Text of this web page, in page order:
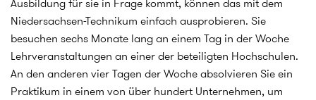
Niedersachsen-Technikum einfach ausprobieren. Sie
besuchen sechs Monate lang an einem Tag in der Woche
Lehrveranstaltungen an einer der beteiligten Hochschulen.
An den anderen vier Tagen der Woche absolvieren Sie ein
Praktikum in einem von über hundert Unternehmen, um